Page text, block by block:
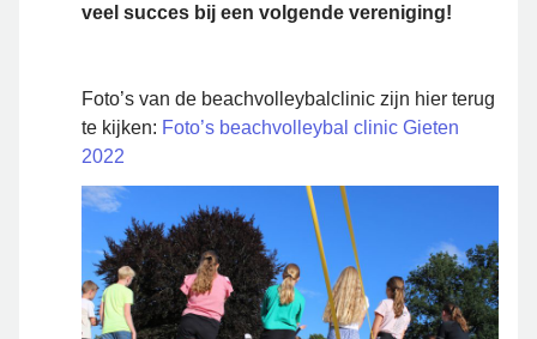
veel succes bij een volgende vereniging!
Foto’s van de beachvolleybalclinic zijn hier terug
te kijken: Foto’s beachvolleybal clinic Gieten
2022